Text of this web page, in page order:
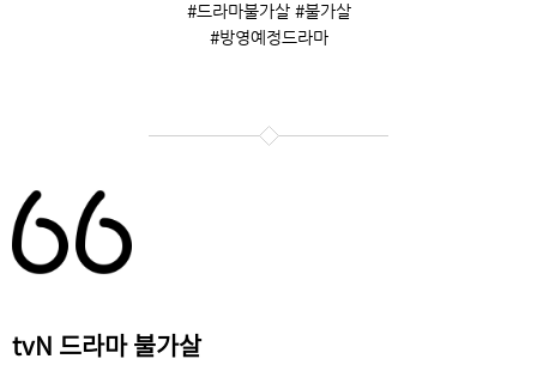
#드라마불가살 #불가살
#방영예정드라마
tvN 드라마 불가살